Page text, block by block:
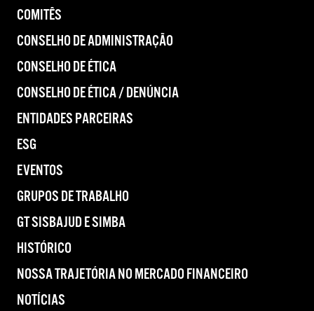
COMITÊS
CONSELHO DE ADMINISTRAÇÃO
CONSELHO DE ÉTICA
CONSELHO DE ÉTICA / DENÚNCIA
ENTIDADES PARCEIRAS
ESG
EVENTOS
GRUPOS DE TRABALHO
GT SISBAJUD E SIMBA
HISTÓRICO
NOSSA TRAJETÓRIA NO MERCADO FINANCEIRO
NOTÍCIAS